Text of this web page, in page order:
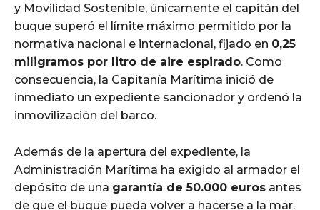
y Movilidad Sostenible, únicamente el capitán del
buque superó el límite máximo permitido por la
normativa nacional e internacional, fijado en 0,25
miligramos por litro de aire espirado. Como
consecuencia, la Capitanía Marítima inició de
inmediato un expediente sancionador y ordenó la
inmovilización del barco.
Además de la apertura del expediente, la
Administración Marítima ha exigido al armador el
depósito de una garantía de 50.000 euros antes
de que el buque pueda volver a hacerse a la mar.